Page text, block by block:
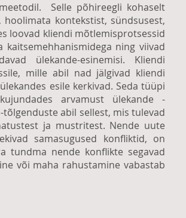
Selle põhireegli kohaselt
kontekstist, sündsusest,
loovad kliendi mõtlemisprotsessid
ning viivad
ülekande-esinemisi. Kliendi
mille abil nad jälgivad kliendi
esile kerkivad. Seda tüüpi
arvamust ülekande -
abil sellest, mis tulevad
ja mustritest. Nende uute
samasugused konfliktid, on
tundma nende konflikte segavad
või maha rahustamine vabastab